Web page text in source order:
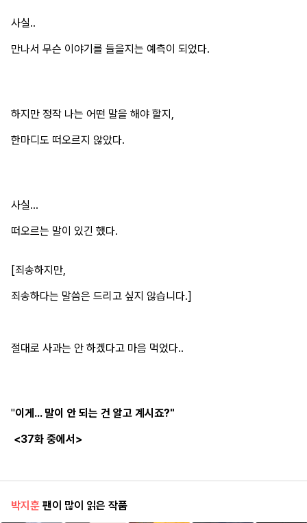
사실..
만나서 무슨 이야기를 들을지는 예측이 되었다.
하지만 정작 나는 어떤 말을 해야 할지,
한마디도 떠오르지 않았다.
사실...
떠오르는 말이 있긴 했다.
[죄송하지만,
죄송하다는 말씀은 드리고 싶지 않습니다.]
절대로 사과는 안 하겠다고 마음 먹었다..
"이게... 말이 안 되는 건 알고 계시죠?"
<37화 중에서>
박지훈 팬이 많이 읽은 작품